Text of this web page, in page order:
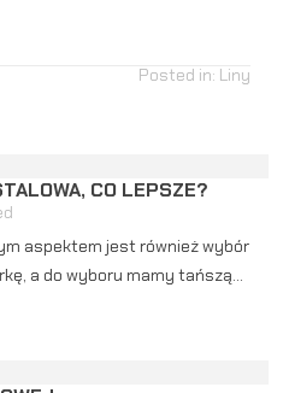
Posted in: Liny